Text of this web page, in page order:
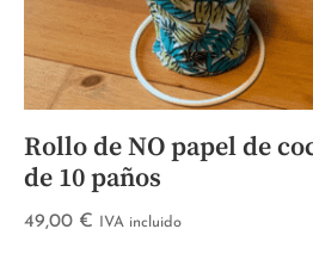
Rollo de NO papel de
de 10 paños
49,00 € IVA incluido